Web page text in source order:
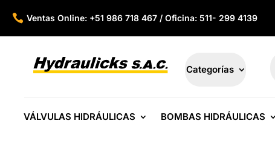
 Ventas Online: +51 986 718 467 / Oficina: 511- 299 4139
Categorías
VÁLVULAS HIDRÁULICAS BOMBAS HIDRÁULICAS